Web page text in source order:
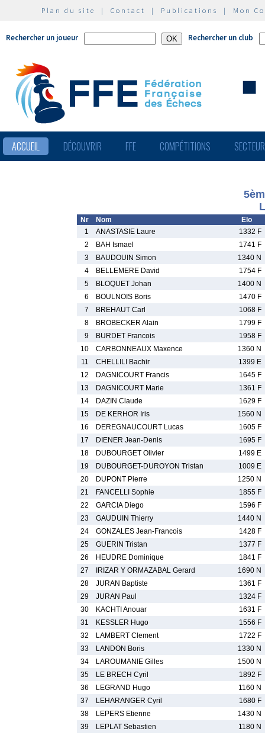
Plan du site | Contact | Publications | Mon
Rechercher un joueur Rechercher un club
ACCUEIL DÉCOUVRIR FFE COMPÉTITIONS
Nr Nom
Elo
1
ANASTASIE Laure
1332 F
2
BAH Ismael
1741 F
3
BAUDOUIN Simon
1340 N
4
BELLEMERE David
1754 F
5
BLOQUET Johan
1400 N
6
BOULNOIS Boris
1470 F
7
BREHAUT Carl
1068 F
8
BROBECKER Alain
1799 F
9
BURDET Francois
1958 F
10
CARBONNEAUX Maxence
1360 N
11
CHELLILI Bachir
1399 E
12
DAGNICOURT Francis
1645 F
13
DAGNICOURT Marie
1361 F
14
DAZIN Claude
1629 F
15
DE KERHOR Iris
1560 N
16
DEREGNAUCOURT Lucas
1605 F
17
DIENER Jean-Denis
1695 F
18
DUBOURGET Olivier
1499 E
19
DUBOURGET-DUROYON Tristan
1009 E
20
DUPONT Pierre
1250 N
21
FANCELLI Sophie
1855 F
22
GARCIA Diego
1596 F
23
GAUDUIN Thierry
1440 N
24
GONZALES Jean-Francois
1428 F
25
GUERIN Tristan
1377 F
26
HEUDRE Dominique
1841 F
27
IRIZAR Y ORMAZABAL Gerard
1690 N
28
JURAN Baptiste
1361 F
29
JURAN Paul
1324 F
30
KACHTI Anouar
1631 F
31
KESSLER Hugo
1556 F
32
LAMBERT Clement
1722 F
33
LANDON Boris
1330 N
34
LAROUMANIE Gilles
1500 N
35
LE BRECH Cyril
1892 F
36
LEGRAND Hugo
1160 N
37
LEHARANGER Cyril
1680 F
38
LEPERS Etienne
1430 N
39
LEPLAT Sebastien
1180 N